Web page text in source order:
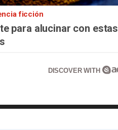
ficción
para alucinar con estas
DISCOVER WITH